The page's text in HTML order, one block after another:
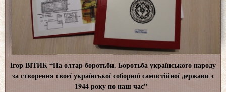
Ігор ВІТИК “На олтар боротьби. Боротьба українського народу
за створення своєї української соборної самостійної держави з
1944 року по наш час”